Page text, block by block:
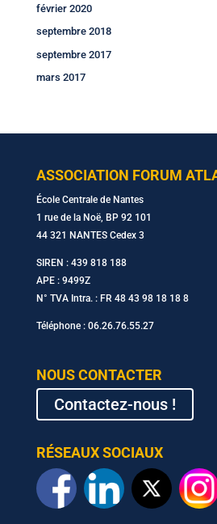
février 2020
septembre 2018
septembre 2017
mars 2017
ASSOCIATION FORUM
École Centrale de Nantes
1 rue de la Noë, BP 92 101
44 321 NANTES Cedex 3
SIREN : 439 818 188
APE : 9499Z
N° TVA Intra. : FR 48 43 98 18 18 8
Téléphone : 06.26.76.55.27
NOUS CONTACTER
Contactez-nous !
RÉSEAUX SOCIAUX